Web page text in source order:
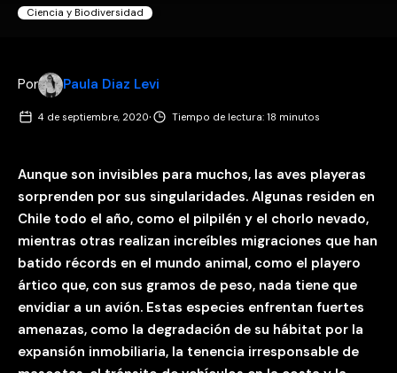
Ciencia y Biodiversidad
Por Paula Diaz Levi
4 de septiembre, 2020· Tiempo de lectura: 18 minutos
Aunque son invisibles para muchos, las aves playeras
sorprenden por sus singularidades. Algunas residen en
Chile todo el año, como el pilpilén y el chorlo nevado,
mientras otras realizan increíbles migraciones que han
batido récords en el mundo animal, como el playero
ártico que, con sus gramos de peso, nada tiene que
envidiar a un avión. Estas especies enfrentan fuertes
amenazas, como la degradación de su hábitat por la
expansión inmobiliaria, la tenencia irresponsable de